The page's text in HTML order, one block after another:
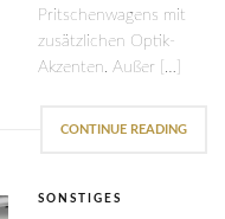
Pritschenwagens mit
zusätzlichen Optik-
Akzenten. Außer […]
CONTINUE READING
SONSTIGES